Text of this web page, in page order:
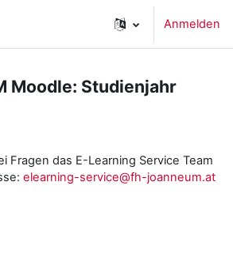
Anmelden
Moodle: Studienjahr
Fragen das E-Learning Service Team
elearning-service@fh-joanneum.at